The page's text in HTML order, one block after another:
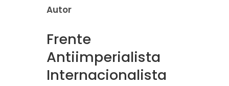
Autor
Frente
Antiimperialista
Internacionalista